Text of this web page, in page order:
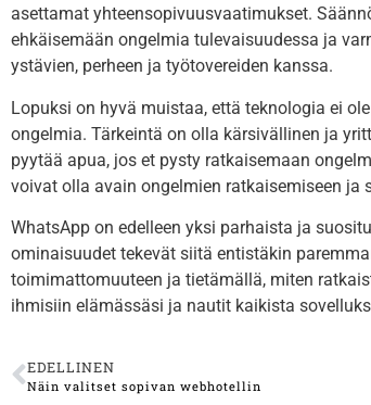
asettamat yhteensopivuusvaatimukset.
ehkäisemään ongelmia tulevaisuudessa ja
ystävien, perheen ja työtovereiden kanssa.
Lopuksi on hyvä muistaa, että teknologia ei
ongelmia. Tärkeintä on olla kärsivällinen ja
pyytää apua, jos et pysty ratkaisemaan
voivat olla avain ongelmien ratkaisemiseen
WhatsApp on edelleen yksi parhaista ja
ominaisuudet tekevät siitä entistäkin
toimimattomuuteen ja tietämällä, miten
ihmisiin elämässäsi ja nautit kaikista
EDELLINEN
Näin valitset sopivan webhotellin